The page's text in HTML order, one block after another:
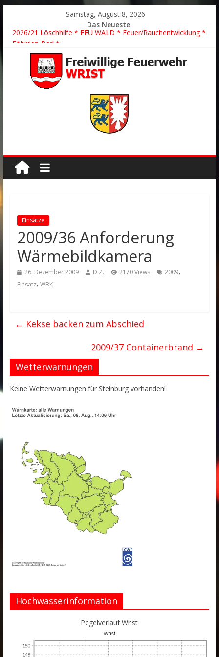
Samstag, August 8, 2026
Das Neueste:
2026/21 Löschhilfe * FEU WALD * Feuer/Rauchentwicklung *
2026/24 * TH G Y * PKW überschlagen *
2026/23 TH K Y * Person in festsitzendem Aufzug *
2026/22 TH Y * VU * 1 Person klemmt * Hingstheide
Der schönste Einsatz des Jahres 2026
Einsätze
2009/36 Anforderung
Wärmebildkamera
26. Dezember 2009 D.Z. 2170 Views 2009,
Einsatz, WBK
← Kekse backen zum Abschied
2009/37 Containerbrand →
Wetterwarnungen
Keine Wetterwarnungen für Steinburg vorhanden!
Hochwasserinformation
Pegelverlauf Wrist